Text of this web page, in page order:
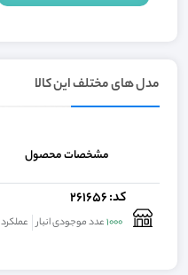
مدل های مختلف این کالا
مشخصات محصول
کد: 261656
1000عدد موجودی انبار عملکرد